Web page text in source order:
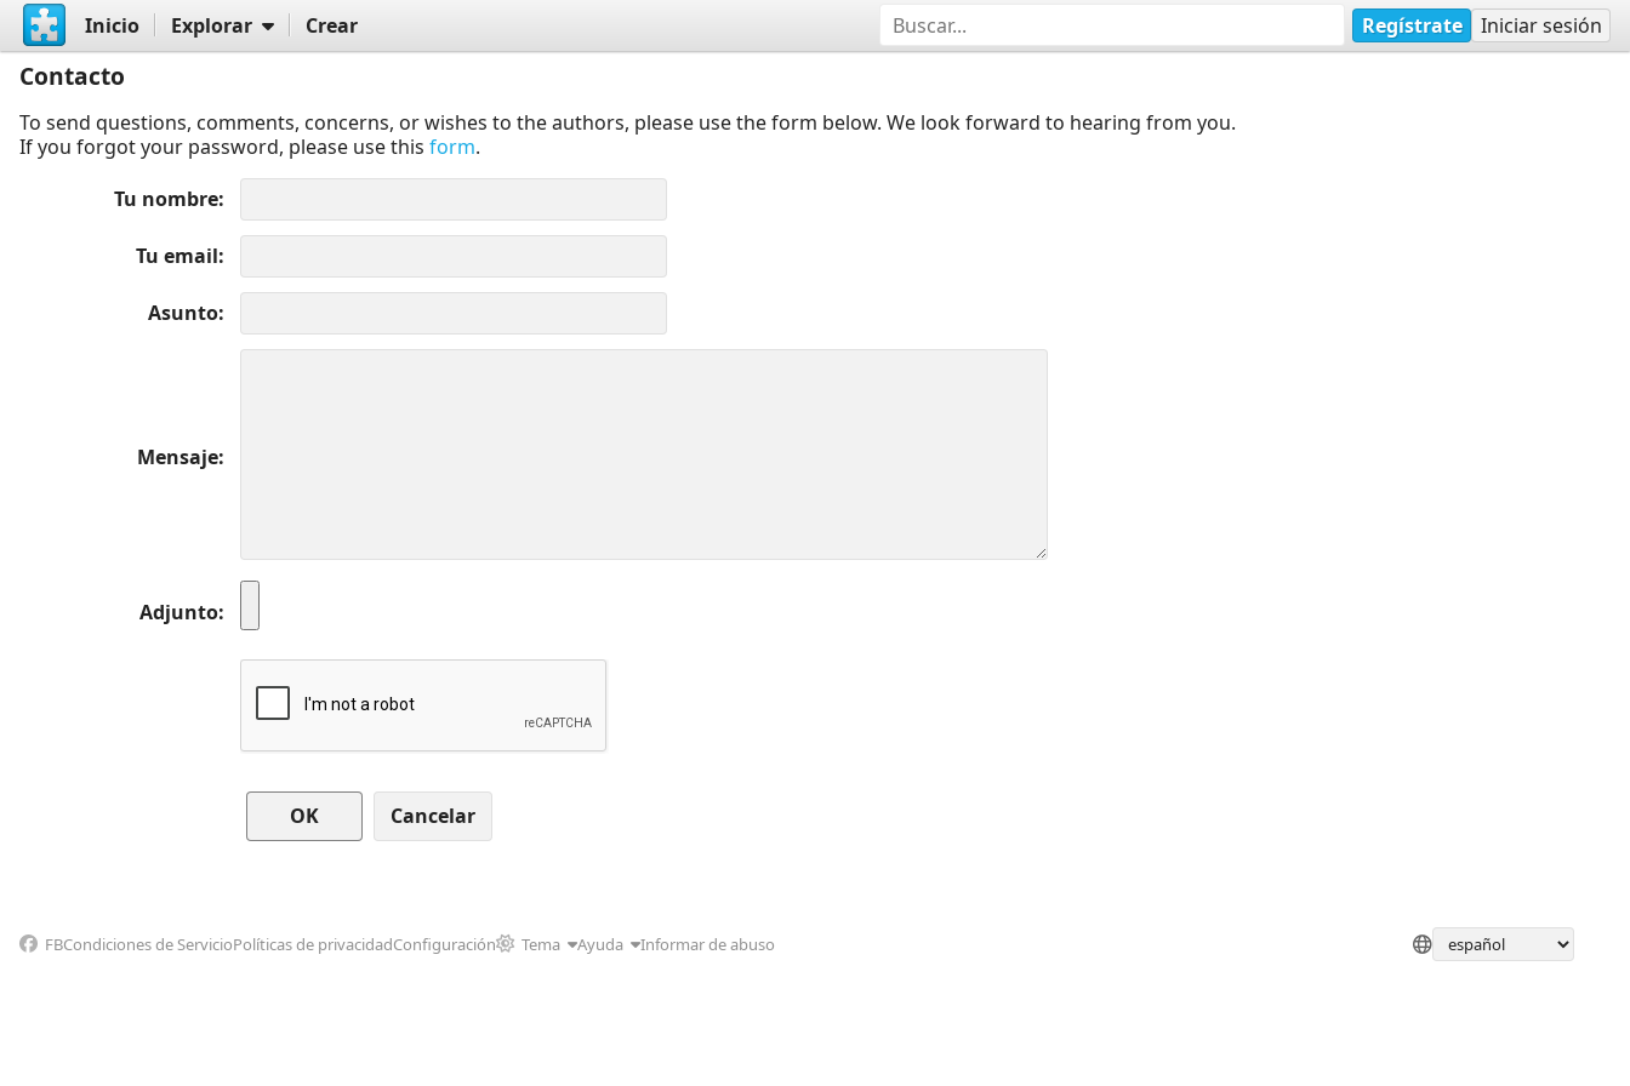
Inicio Explorar Crear Regístrate Iniciar sesión
Contacto
To send questions, comments, concerns, or wishes to the authors, please use the form below. We look forward to hearing from you.
If you forgot your password, please use this form.
Tu nombre
Tu email
Asunto
Mensaje
Adjunto
Cancelar
FBCondiciones de ServicioPolíticas de privacidadConfiguración Tema Ayuda Informar de abuso